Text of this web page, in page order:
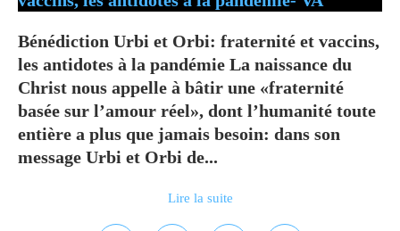
Bénédiction Urbi et Orbi: fraternité et vaccins,
les antidotes à la pandémie La naissance du
Christ nous appelle à bâtir une «fraternité
basée sur l’amour réel», dont l’humanité toute
entière a plus que jamais besoin: dans son
message Urbi et Orbi de...
Lire la suite